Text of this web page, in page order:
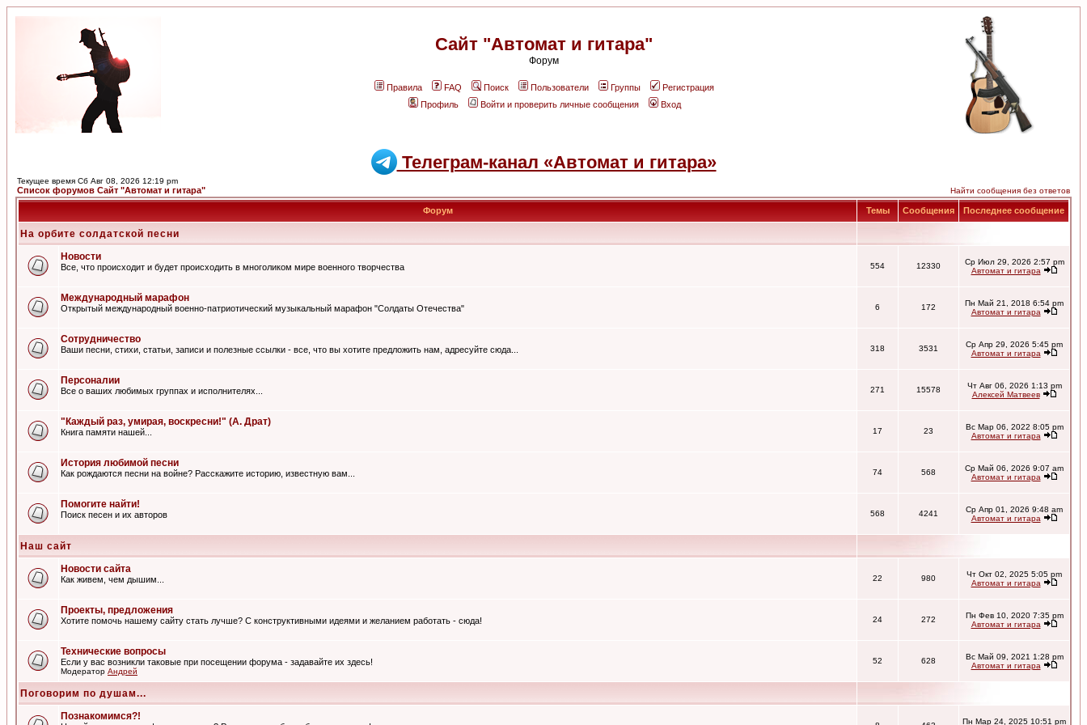
Сайт "Автомат и гитара"
Форум
Правила FAQ Поиск Пользователи Группы
Регистрация
Профиль
Войти и проверить личные сообщения Вход
Телеграм-канал «Автомат и гитара»
Текущее время Сб Авг 08, 2026 12:19 pm
Список форумов Сайт "Автомат и гитара" Найти сообщения без ответов
Форум Темы Сообщения Последнее сообщение
На орбите солдатской песни
Новости
Все, что происходит и будет происходить в многоликом мире военного творчества 554 12330
Ср Июл 29, 2026 2:57 pm
Автомат и гитара
Международный марафон
Открытый международный военно-патриотический музыкальный марафон "Солдаты Отечества" 6 172
Пн Май 21, 2018 6:54 pm
Автомат и гитара
Сотрудничество
Ваши песни, стихи, статьи, записи и полезные ссылки - все, что вы хотите предложить нам, адресуйте сюда... 318 3531
Ср Апр 29, 2026 5:45 pm
Автомат и гитара
Персоналии
Все о ваших любимых группах и исполнителях... 271 15578
Чт Авг 06, 2026 1:13 pm
Алексей Матвеев
"Каждый раз, умирая, воскресни!" (А. Драт)
Книга памяти нашей... 17 23
Вс Мар 06, 2022 8:05 pm
Автомат и гитара
История любимой песни
Как рождаются песни на войне? Расскажите историю, известную вам... 74 568
Ср Май 06, 2026 9:07 am
Автомат и гитара
Помогите найти!
Поиск песен и их авторов 568 4241
Ср Апр 01, 2026 9:48 am
Автомат и гитара
Наш сайт
Новости сайта
Как живем, чем дышим... 22 980
Чт Окт 02, 2025 5:05 pm
Автомат и гитара
Проекты, предложения
Хотите помочь нашему сайту стать лучше? С конструктивными идеями и желанием работать - сюда! 24 272
Пн Фев 10, 2020 7:35 pm
Автомат и гитара
Технические вопросы
Если у вас возникли таковые при посещении форума - задавайте их здесь!
Модератор Андрей
52 628
Вс Май 09, 2021 1:28 pm
Автомат и гитара
Поговорим по душам...
Познакомимся?!
Пн Мар 24, 2025 10:51 pm